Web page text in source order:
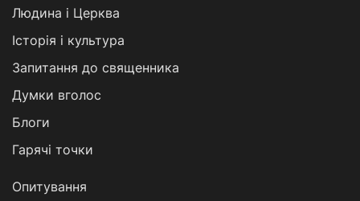
Людина і Церква
Історія і культура
Запитання до священника
Думки вголос
Блоги
Гарячі точки
Опитування